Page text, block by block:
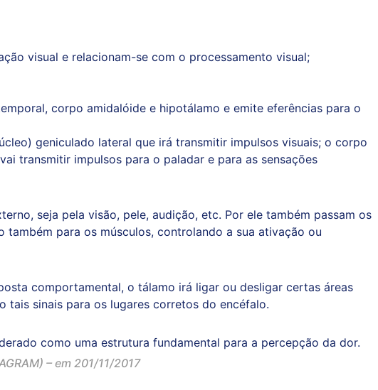
visual e relacionam-se com o processamento visual;
corpo amidalóide e hipotálamo e emite eferências para o
geniculado lateral que irá transmitir impulsos visuais; o corpo
transmitir impulsos para o paladar e para as sensações
seja pela visão, pele, audição, etc. Por ele também passam os
também para os músculos, controlando a sua ativação ou
comportamental, o tálamo irá ligar ou desligar certas áreas
sinais para os lugares corretos do encéfalo.
como uma estrutura fundamental para a percepção da dor.
– em 201/11/2017